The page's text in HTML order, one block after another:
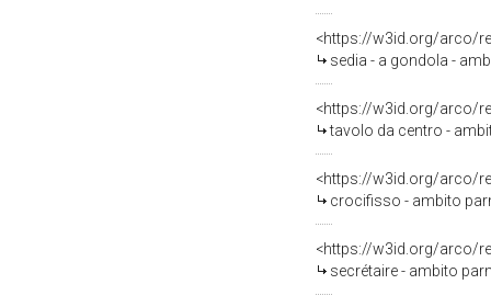
<https://w3id.org/arco/
sedia - a gondola -
<https://w3id.org/arco/
tavolo da centro -
<https://w3id.org/arco/
crocifisso - ambito
<https://w3id.org/arco/
secrétaire - ambito